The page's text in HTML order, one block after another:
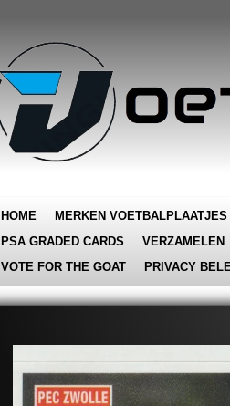
HOME MERKEN VOETBALPLAATJES
PSA GRADED CARDS
VERZAMELEN
VOTE FOR THE GOAT
PRIVACY